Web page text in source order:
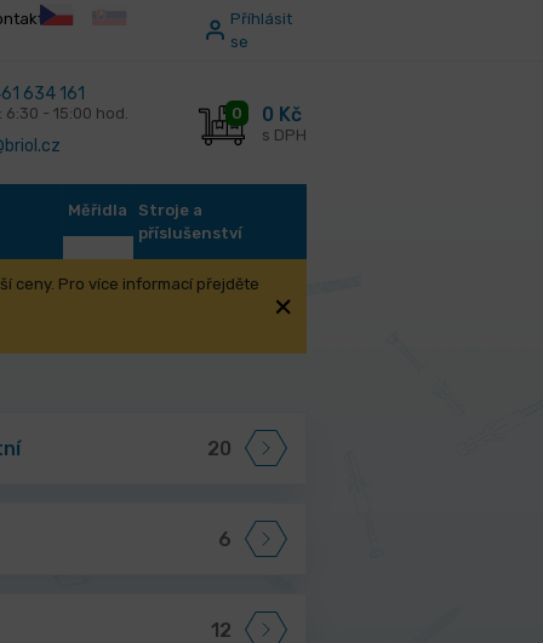
Příhlásit
se
634 161
6:30 - 15:00 hod. 0 0 Kč
s DPH
Měřidla
Stroje a
příslušenství
ceny. Pro více informací přejděte
20
6
12